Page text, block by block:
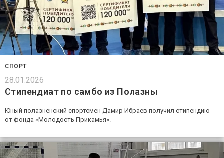
СПОРТ
28.01.2026
Стипендиат по самбо из Полазны
Юный полазненский спортсмен Дамир Ибраев получил стипендию
от фонда «Молодость Прикамья».